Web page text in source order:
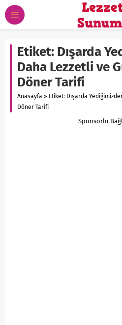
Etiket: Dışarda
Daha Lezzetli ve
Döner Tarifi
Anasayfa » Etiket: Dışarda
Döner Tarifi
Sponsorlu